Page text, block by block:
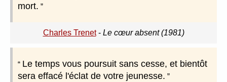
mort.
Charles Trenet- Le cœur absent (1981)
Le temps vous poursuit sans cesse, et bientôt
sera effacé l'éclat de votre jeunesse.